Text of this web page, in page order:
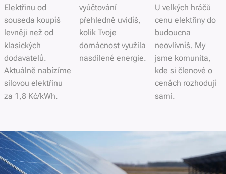
Elektřinu od
souseda koupíš
levněji než od
klasických
dodavatelů.
Aktuálně nabízíme
silovou elektřinu
za 1,8 Kč/kWh.
vyúčtování
přehledně uvidíš,
kolik Tvoje
domácnost využila
nasdílené energie.
U velkých hráčů
cenu elektřiny do
budoucna
neovlivníš. My
jsme komunita,
kde si členové o
cenách rozhodují
sami.